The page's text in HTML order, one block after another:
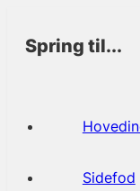
Spring til...
Sidefod